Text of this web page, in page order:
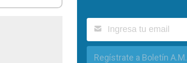
Regístrate a Boletín A.M.